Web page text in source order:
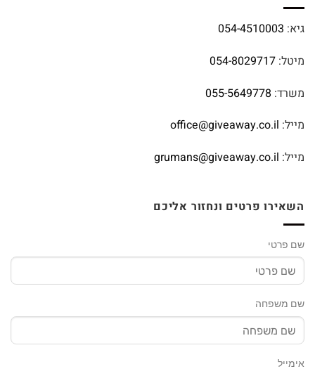
גיא: 054-4510003
מיטל: 054-8029717
משרד: 055-5649778
מייל: office@giveaway.co.il
מייל: grumans@giveaway.co.il
השאירו פרטים ונחזור אליכם
שם פרטי
שם משפחה
אימייל